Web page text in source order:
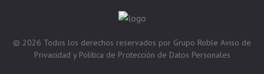
© 2026 Todos los derechos reservados por Grupo Roble Aviso de
Privacidad y Política de Protección de Datos Personales